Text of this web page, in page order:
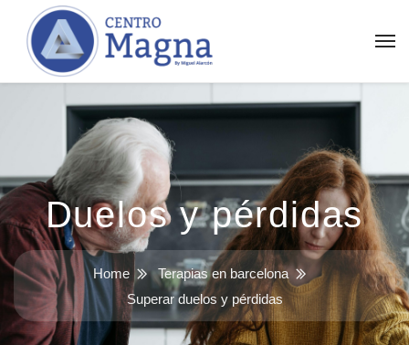
Duelos y pérdidas
Home
Terapias en barcelona
Superar duelos y pérdidas